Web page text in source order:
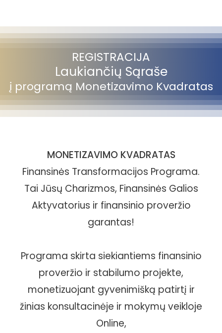
REGISTRACIJA
Laukiančių Sąraše
į programą Monetizavimo Kvadratas
MONETIZAVIMO KVADRATAS
Finansinės Transformacijos Programa.
Tai Jūsų Charizmos, Finansinės Galios
Aktyvatorius ir finansinio proveržio
garantas!
Programa skirta siekiantiems finansinio
proveržio ir stabilumo projekte,
monetizuojant gyvenimišką patirtį ir
žinias konsultacinėje ir mokymų veikloje
Online,